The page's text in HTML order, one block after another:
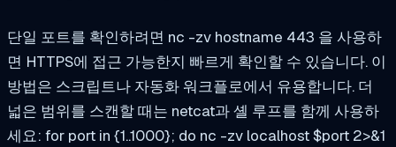
단일 포트를 확인하려면 nc -zv hostname 443 을 사용하
면 HTTPS에 접근 가능한지 빠르게 확인할 수 있습니다. 이
방법은 스크립트나 자동화 워크플로에서 유용합니다. 더
넓은 범위를 스캔할 때는 netcat과 셸 루프를 함께 사용하
세요: for port in {1..1000}; do nc -zv localhost $port 2>&1